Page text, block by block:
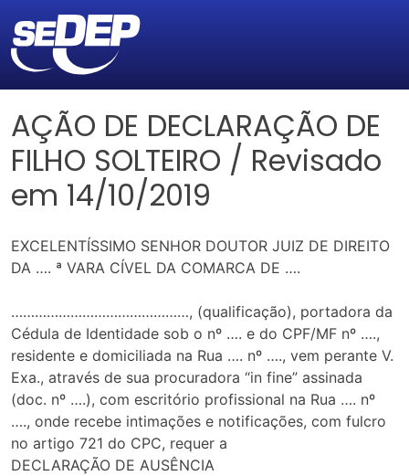
AÇÃO DE DECLARAÇÃO DE
FILHO SOLTEIRO / Revisado
em 14/10/2019
EXCELENTÍSSIMO SENHOR DOUTOR JUIZ DE DIREITO
DA …. ª VARA CÍVEL DA COMARCA DE ….
………………………………………, (qualificação), portadora da
Cédula de Identidade sob o nº …. e do CPF/MF nº ….,
residente e domiciliada na Rua …. nº …., vem perante V.
Exa., através de sua procuradora “in fine” assinada
(doc. nº ….), com escritório profissional na Rua …. nº
…., onde recebe intimações e notificações, com fulcro
no artigo 721 do CPC, requer a
DECLARAÇÃO DE AUSÊNCIA